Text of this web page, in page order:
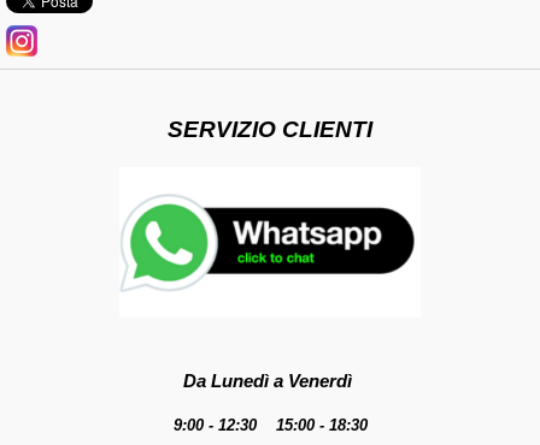
SERVIZIO CLIENTI
Da Lunedì a Venerdì
9:00 - 12:30 15:00 - 18:30